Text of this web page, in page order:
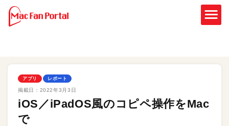
アプリ レポート
掲載日： 2022年3月3日
iOS／iPadOS風のコピペ操作をMac
で